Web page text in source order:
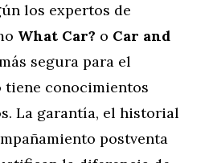
los expertos de
What Car? o Car and
segura para el
tiene conocimientos
La garantía, el historial
postventa